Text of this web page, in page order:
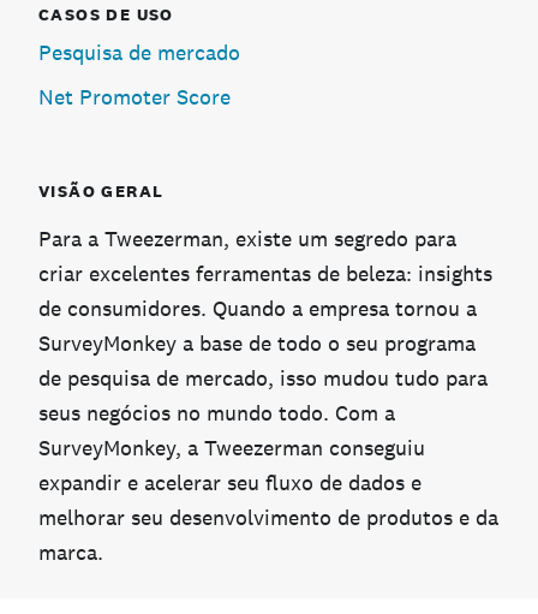
CASOS DE USO
Pesquisa de mercado
Net Promoter Score
VISÃO GERAL
Para a Tweezerman, existe um segredo para
criar excelentes ferramentas de beleza: insights
de consumidores. Quando a empresa tornou a
SurveyMonkey a base de todo o seu programa
de pesquisa de mercado, isso mudou tudo para
seus negócios no mundo todo. Com a
SurveyMonkey, a Tweezerman conseguiu
expandir e acelerar seu fluxo de dados e
melhorar seu desenvolvimento de produtos e da
marca.